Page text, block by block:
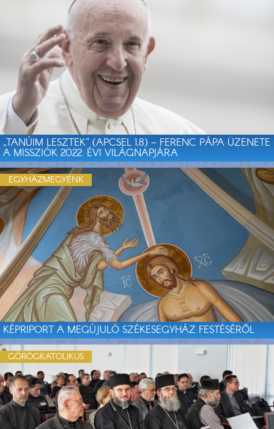
„TANÚIM LESZTEK” (APCSEL 1,8) – FERENC PÁPA ÜZENETE
A MISSZIÓK 2022. ÉVI VILÁGNAPJÁRA
KÉPRIPORT A MEGÚJULÓ SZÉKESEGYHÁZ FESTÉSÉRŐL
EGYHÁZMEGYÉNK
GÖRÖGKATOLIKUS